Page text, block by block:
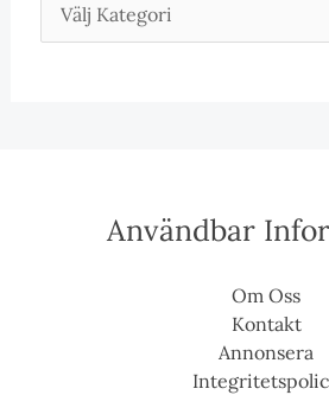
Användbar
Om Oss
Kontakt
Annonsera